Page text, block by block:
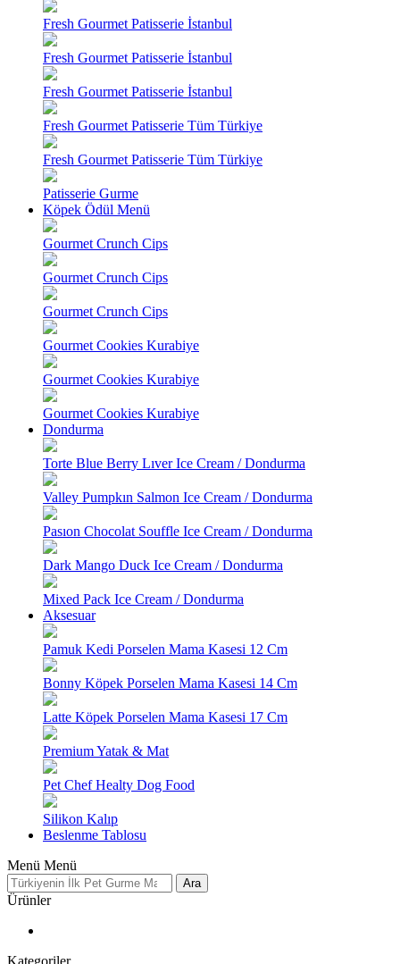
Fresh Gourmet Patisserie İstanbul
Fresh Gourmet Patisserie İstanbul
Fresh Gourmet Patisserie İstanbul
Fresh Gourmet Patisserie Tüm Türkiye
Fresh Gourmet Patisserie Tüm Türkiye
Patisserie Gurme
Köpek Ödül Menü
Gourmet Crunch Cips
Gourmet Crunch Cips
Gourmet Crunch Cips
Gourmet Cookies Kurabiye
Gourmet Cookies Kurabiye
Gourmet Cookies Kurabiye
Dondurma
Torte Blue Berry Lıver Ice Cream / Dondurma
Valley Pumpkın Salmon Ice Cream / Dondurma
Pasıon Chocolat Souffle Ice Cream / Dondurma
Dark Mango Duck Ice Cream / Dondurma
Mixed Pack Ice Cream / Dondurma
Aksesuar
Pamuk Kedi Porselen Mama Kasesi 12 Cm
Bonny Köpek Porselen Mama Kasesi 14 Cm
Latte Köpek Porselen Mama Kasesi 17 Cm
Premium Yatak & Mat
Pet Chef Healty Dog Food
Silikon Kalıp
Beslenme Tablosu
Menü Menü
Ara
Ürünler
Kategoriler